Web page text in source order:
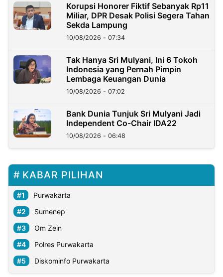
Korupsi Honorer Fiktif Sebanyak Rp11
Miliar, DPR Desak Polisi Segera Tahan
Sekda Lampung
10/08/2026 - 07:34
Tak Hanya Sri Mulyani, Ini 6 Tokoh
Indonesia yang Pernah Pimpin
Lembaga Keuangan Dunia
10/08/2026 - 07:02
Bank Dunia Tunjuk Sri Mulyani Jadi
Independent Co-Chair IDA22
10/08/2026 - 06:48
KABAR PILIHAN
Purwakarta
Sumenep
Om Zein
Polres Purwakarta
Diskominfo Purwakarta